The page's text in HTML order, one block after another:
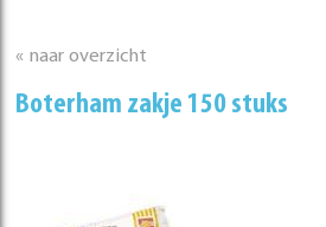
« naar overzicht
Boterham zakje 150 stuks